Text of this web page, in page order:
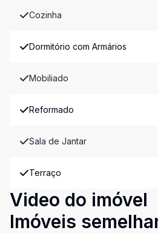
Cozinha
Dormitório com Armários
Mobiliado
Reformado
Sala de Jantar
Terraço
Video do imóvel
Imóveis